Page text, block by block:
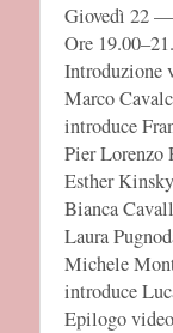
Giovedì 22 —
Ore
Introduzione
Marco
introduce
Pier Lorenzo
Esther
Bianca
Laura
Michele
introduce
Epilogo video